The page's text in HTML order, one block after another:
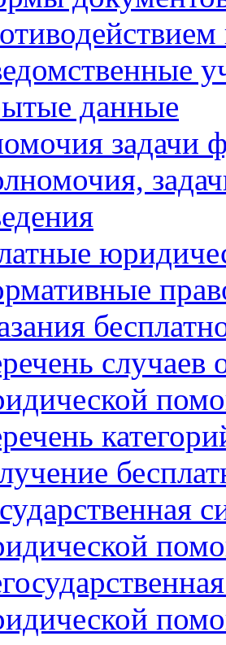
данные
задачи
случаев